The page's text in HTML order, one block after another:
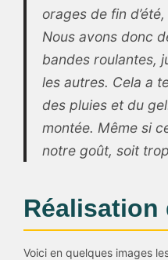
orages de fin
Nous avons donc
bandes roulantes,
les autres. Cela a
des pluies et du
montée. Même si
notre goût, soit
Réalisation
Voici en quelques images